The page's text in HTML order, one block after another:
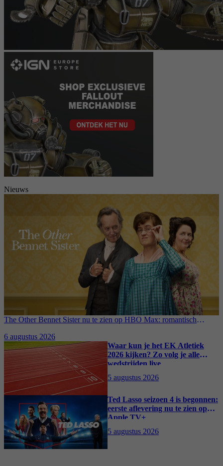
Nieuws
The Other Bennet Sister nu te zien op HBO Max: romantisch
6 augustus 2026
Waar kun je het EK Atletiek
2026 kijken? Zo volg je alle
wedstrijden live
5 augustus 2026
Ted Lasso seizoen 4 is begonnen:
eerste aflevering nu te zien op
Apple TV+
5 augustus 2026